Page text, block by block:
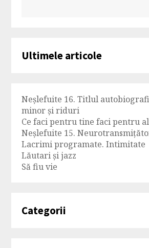
Ultimele articole
Neșlefuite 16. Titlul
minor și riduri
Ce faci pentru tine faci pentru
Neșlefuite 15.
Lacrimi programate. Intimitate
Lăutari și jazz
Să fiu vie
Categorii